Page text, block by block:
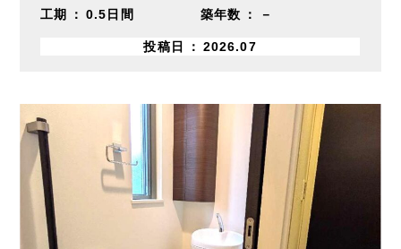
工期 0.5日間 築年数 －
投稿日 2026.07